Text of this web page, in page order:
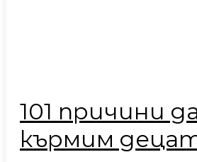
101 причини
кърмим